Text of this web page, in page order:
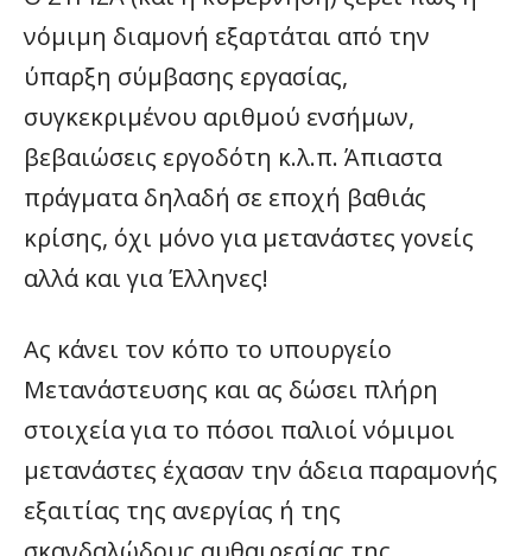
νόμιμη διαμονή εξαρτάται από την
ύπαρξη σύμβασης εργασίας,
συγκεκριμένου αριθμού ενσήμων,
βεβαιώσεις εργοδότη κ.λ.π. Άπιαστα
πράγματα δηλαδή σε εποχή βαθιάς
κρίσης, όχι μόνο για μετανάστες γονείς
αλλά και για Έλληνες!
Ας κάνει τον κόπο το υπουργείο
Μετανάστευσης και ας δώσει πλήρη
στοιχεία για το πόσοι παλιοί νόμιμοι
μετανάστες έχασαν την άδεια παραμονής
εξαιτίας της ανεργίας ή της